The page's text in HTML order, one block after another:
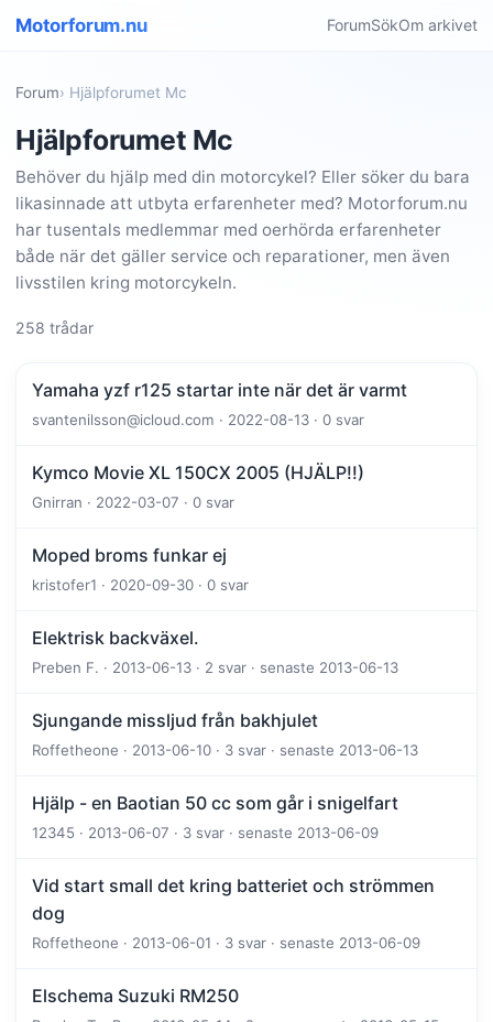
Motorforum.nu ForumSökOm arkivet
Forum› Hjälpforumet Mc
Hjälpforumet Mc
Behöver du hjälp med din motorcykel? Eller söker du bara
likasinnade att utbyta erfarenheter med? Motorforum.nu
har tusentals medlemmar med oerhörda erfarenheter
både när det gäller service och reparationer, men även
livsstilen kring motorcykeln.
258 trådar
Yamaha yzf r125 startar inte när det är varmt
svantenilsson@icloud.com · 2022-08-13 · 0 svar
Kymco Movie XL 150CX 2005 (HJÄLP!!)
Gnirran · 2022-03-07 · 0 svar
Moped broms funkar ej
kristofer1 · 2020-09-30 · 0 svar
Elektrisk backväxel.
Preben F. · 2013-06-13 · 2 svar · senaste 2013-06-13
Sjungande missljud från bakhjulet
Roffetheone · 2013-06-10 · 3 svar · senaste 2013-06-13
Hjälp - en Baotian 50 cc som går i snigelfart
12345 · 2013-06-07 · 3 svar · senaste 2013-06-09
Vid start small det kring batteriet och strömmen
dog
Roffetheone · 2013-06-01 · 3 svar · senaste 2013-06-09
Elschema Suzuki RM250